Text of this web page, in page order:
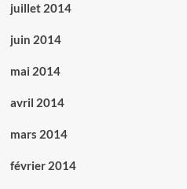
juillet 2014
juin 2014
mai 2014
avril 2014
mars 2014
février 2014